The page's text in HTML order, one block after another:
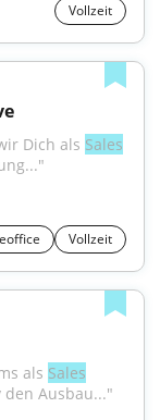
Vollzeit
Dich als Sales
Vollzeit
als Sales
Ausbau..."